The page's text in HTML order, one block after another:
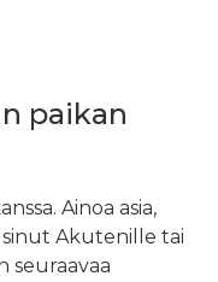
paikan
Ainoa asia,
sinut Akutenille tai
seuraavaa